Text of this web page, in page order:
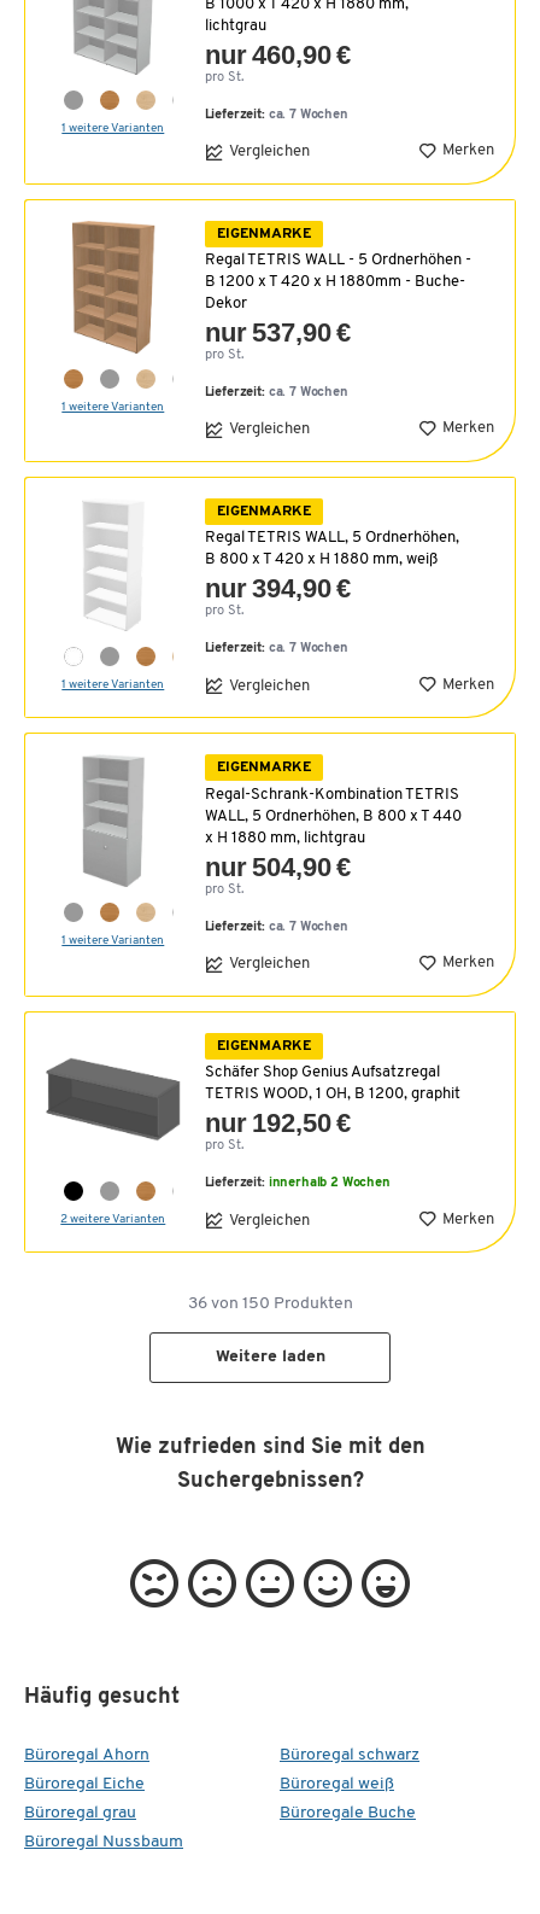
1 weitere Varianten
B 1000 x T 420 x H 1880 mm,
lichtgrau
nur 460,90 €
pro St.
Lieferzeit: ca. 7 Wochen
Vergleichen Merken
1 weitere Varianten
EIGENMARKE
Regal TETRIS WALL - 5 Ordnerhöhen -
B 1200 x T 420 x H 1880mm - Buche-
Dekor
nur 537,90 €
pro St.
Lieferzeit: ca. 7 Wochen
Vergleichen Merken
1 weitere Varianten
EIGENMARKE
Regal TETRIS WALL, 5 Ordnerhöhen,
B 800 x T 420 x H 1880 mm, weiß
nur 394,90 €
pro St.
Lieferzeit: ca. 7 Wochen
Vergleichen Merken
1 weitere Varianten
EIGENMARKE
Regal-Schrank-Kombination TETRIS
WALL, 5 Ordnerhöhen, B 800 x T 440
x H 1880 mm, lichtgrau
nur 504,90 €
pro St.
Lieferzeit: ca. 7 Wochen
Vergleichen Merken
2 weitere Varianten
EIGENMARKE
Schäfer Shop Genius Aufsatzregal
TETRIS WOOD, 1 OH, B 1200, graphit
nur 192,50 €
pro St.
Lieferzeit: innerhalb 2 Wochen
Vergleichen Merken
36von 150 Produkten
Weitere laden
Wie zufrieden sind Sie mit den
Suchergebnissen?
Häufig gesucht
Büroregal Ahorn
Büroregal Eiche
Büroregal grau
Büroregal Nussbaum
Büroregal schwarz
Büroregal weiß
Büroregale Buche